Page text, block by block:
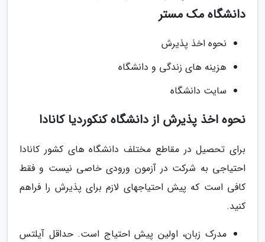
دانشگاه مک مستر
نحوه اخذ پذیرش
هزینه های زندگی و دانشگاه
سایت دانشگاه
نحوه اخذ پذیرش از دانشگاه کنکوردیا کانادا
برای تحصیل در مقاطع مختلف دانشگاه های کشور کانادا
احتیاجی به شرکت در آزمون ورودی خاصی نیست و فقط
کافی است که پیش احتیاجهای لازم برای پذیرش را فراهم
کنید.
مدرک زبان، اولین پیش احتیاج است. حداقل آیلتس